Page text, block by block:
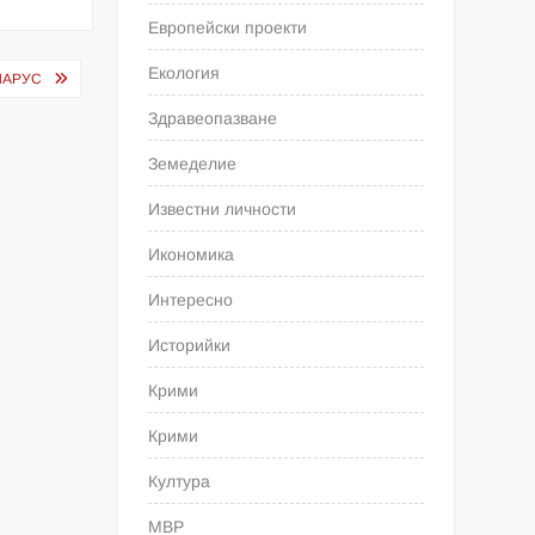
Европейски проекти
Екология
Здравеопазване
Земеделие
Известни личности
Икономика
Интересно
Историйки
Крими
Крими
Култура
МВР